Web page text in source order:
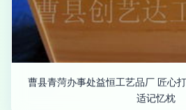
曹县青菏办事处益恒工艺品厂 匠心
适记忆枕